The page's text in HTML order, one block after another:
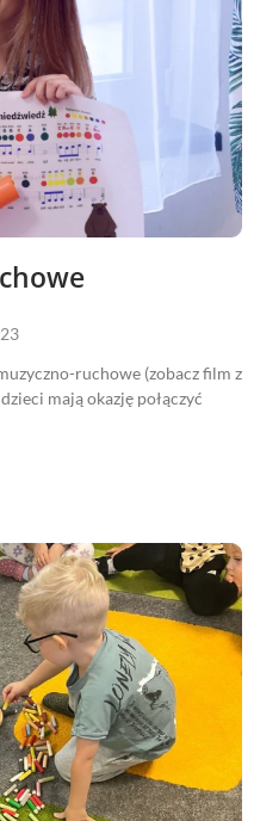
ruchowe (zobacz film z
mają okazję połączyć